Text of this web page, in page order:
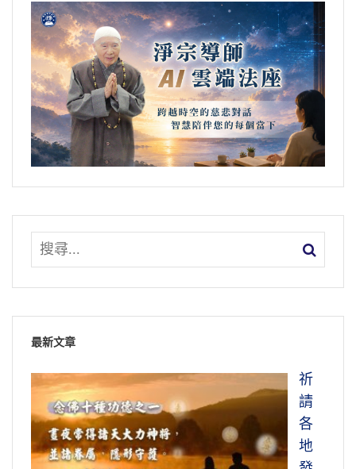
最新文章
祈
請
各
地